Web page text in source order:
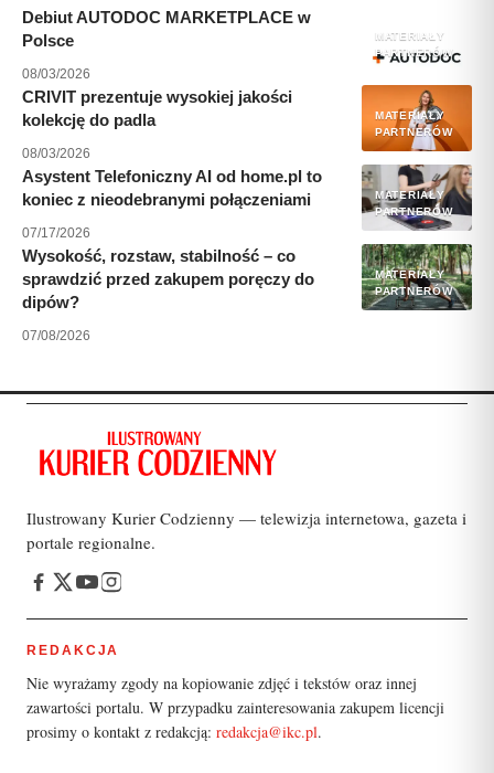
MATERIAŁY
PARTNERÓW
Debiut AUTODOC MARKETPLACE w
Polsce
08/03/2026
MATERIAŁY
PARTNERÓW
CRIVIT prezentuje wysokiej jakości
kolekcję do padla
08/03/2026
MATERIAŁY
PARTNERÓW
Asystent Telefoniczny AI od home.pl to
koniec z nieodebranymi połączeniami
07/17/2026
MATERIAŁY
PARTNERÓW
Wysokość, rozstaw, stabilność – co
sprawdzić przed zakupem poręczy do
dipów?
07/08/2026
Ilustrowany Kurier Codzienny — telewizja internetowa, gazeta i
portale regionalne.
REDAKCJA
Nie wyrażamy zgody na kopiowanie zdjęć i tekstów oraz innej
zawartości portalu. W przypadku zainteresowania zakupem licencji
prosimy o kontakt z redakcją: redakcja@ikc.pl.